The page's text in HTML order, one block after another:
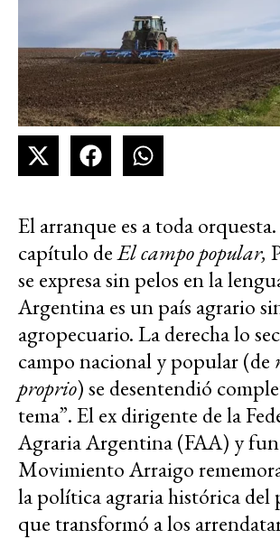
El arranque es a toda
capítulo deEl campopopular,
se expresa sin pelos en la
Argentina es un país agrario
agropecuario. La derecha lo
campo nacional y popular (de
proprio) se desentendió
tema”. El ex dirigente de la
Agraria Argentina (FAA) y
Movimiento Arraigo
la política agraria histórica del
que transformó a los